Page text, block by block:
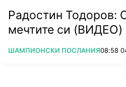
Радостин Тодоров:
мечтите си (ВИДЕО)
ПОВЕЧЕ ОТ
ШАМПИОНСКИ ПОСЛАНИЯ08:58